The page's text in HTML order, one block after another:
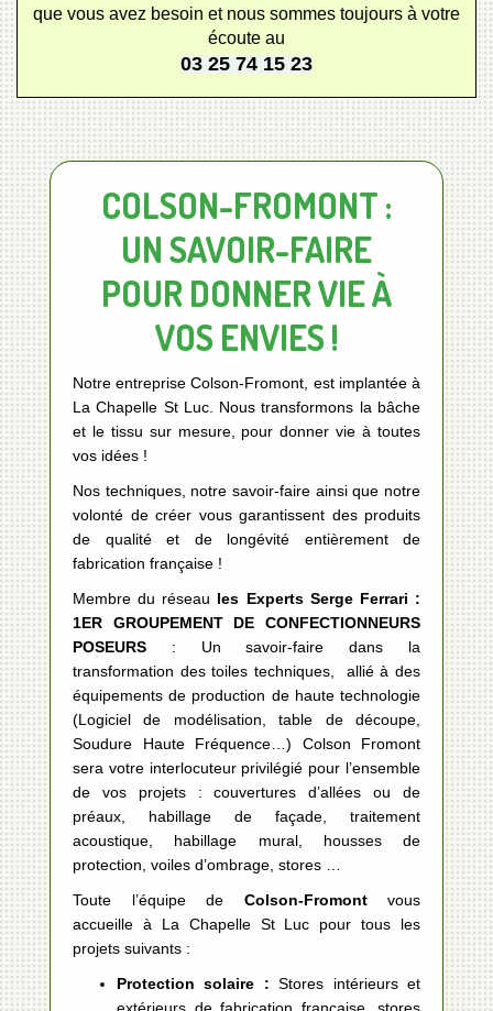
que vous avez besoin et nous sommes toujours à votre
écoute au
03 25 74 15 23
COLSON-FROMONT :
UN SAVOIR-FAIRE
POUR DONNER VIE À
VOS ENVIES !
Notre entreprise Colson-Fromont, est implantée à
La Chapelle St Luc. Nous transformons la bâche
et le tissu sur mesure, pour donner vie à toutes
vos idées !
Nos techniques, notre savoir-faire ainsi que notre
volonté de créer vous garantissent des produits
de qualité et de longévité entièrement de
fabrication française !
Membre du réseau les Experts Serge Ferrari :
1ER GROUPEMENT DE CONFECTIONNEURS
POSEURS : Un savoir-faire dans la
transformation des toiles techniques, allié à des
équipements de production de haute technologie
(Logiciel de modélisation, table de découpe,
Soudure Haute Fréquence…) Colson Fromont
sera votre interlocuteur privilégié pour l’ensemble
de vos projets : couvertures d’allées ou de
préaux, habillage de façade, traitement
acoustique, habillage mural, housses de
protection, voiles d’ombrage, stores …
Toute l’équipe de Colson-Fromontvous
accueille à La Chapelle St Luc pour tous les
projets suivants :
Protection solaire : Stores intérieurs et